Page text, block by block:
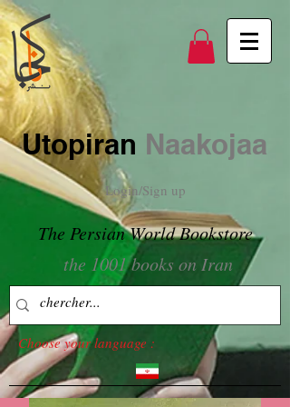
Utopiran Naakojaa
Login/Sign up
The Persian World Bookstore
the 1001 books on Iran
Choose your language :